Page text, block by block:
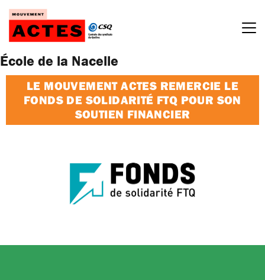
Passer
contenu
École de la Nacelle
LE MOUVEMENT ACTES REMERCIE LE
FONDS DE SOLIDARITÉ FTQ POUR SON
SOUTIEN FINANCIER